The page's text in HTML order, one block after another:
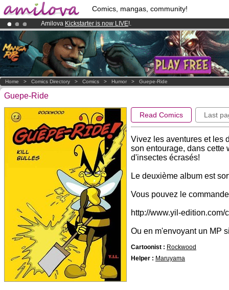
Comics, mangas, community!
Amilova Kickstarter is now LIVE!.
Premium membership from3.95 eurosper month !Get membership
Already 100000membersand 1000 comics & mangas!.
Home > Comics Directory > Comics > Humor > Guepe-Ride
Guepe-Ride
Read Comics Last
Vivez les aventures et les
son entourage, dans cette
d'insectes écrasés!
Le deuxième album est
Vous pouvez le
http://www.yil-edition.com/
Ou en m'envoyant un MP
Cartoonist : Rockwood
Helper : Maruyama